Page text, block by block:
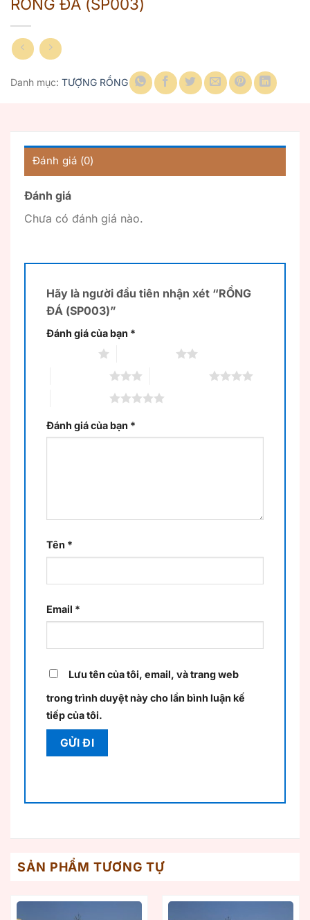
RỒNG ĐÁ (SP003)
Danh mục: TƯỢNG RỒNG
Đánh giá (0)
Đánh giá
Chưa có đánh giá nào.
Hãy là người đầu tiên nhận xét “RỒNG
ĐÁ (SP003)”
Đánh giá của bạn *
Đánh giá của bạn *
Tên *
Email *
Lưu tên của tôi, email, và trang web
trong trình duyệt này cho lần bình luận kế
tiếp của tôi.
SẢN PHẨM TƯƠNG TỰ